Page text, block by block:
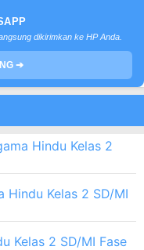
dikirimkan ke HP Anda.
➔
Hindu Kelas 2
Hindu Kelas 2 SD/MI
Kelas 2 SD/MI Fase